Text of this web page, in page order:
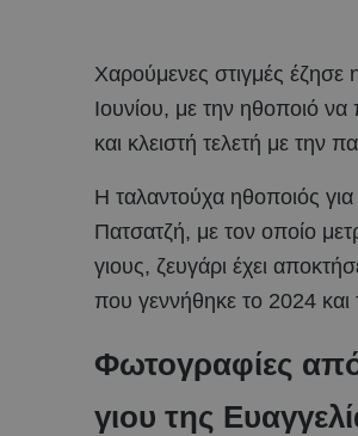
Χαρούμενες στιγμές έζησε
Ιουνίου, με την ηθοποιό να
και κλειστή τελετή με την
Η ταλαντούχα ηθοποιός
Πατσατζή, με τον οποίο
γιους, ζευγάρι έχει
που γεννήθηκε το 2024 και
Φωτογραφίες
γιου της